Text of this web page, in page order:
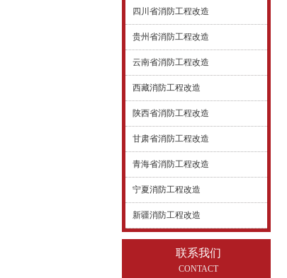
四川省消防工程改造
贵州省消防工程改造
云南省消防工程改造
西藏消防工程改造
陕西省消防工程改造
甘肃省消防工程改造
青海省消防工程改造
宁夏消防工程改造
新疆消防工程改造
联系我们
CONTACT